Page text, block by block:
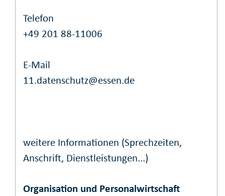
Telefon
+49 201 88-11006
E-Mail
11.datenschutz@essen.de
weitere Informationen (Sprechzeiten,
Anschrift, Dienstleistungen...)
Organisation und Personalwirtschaft